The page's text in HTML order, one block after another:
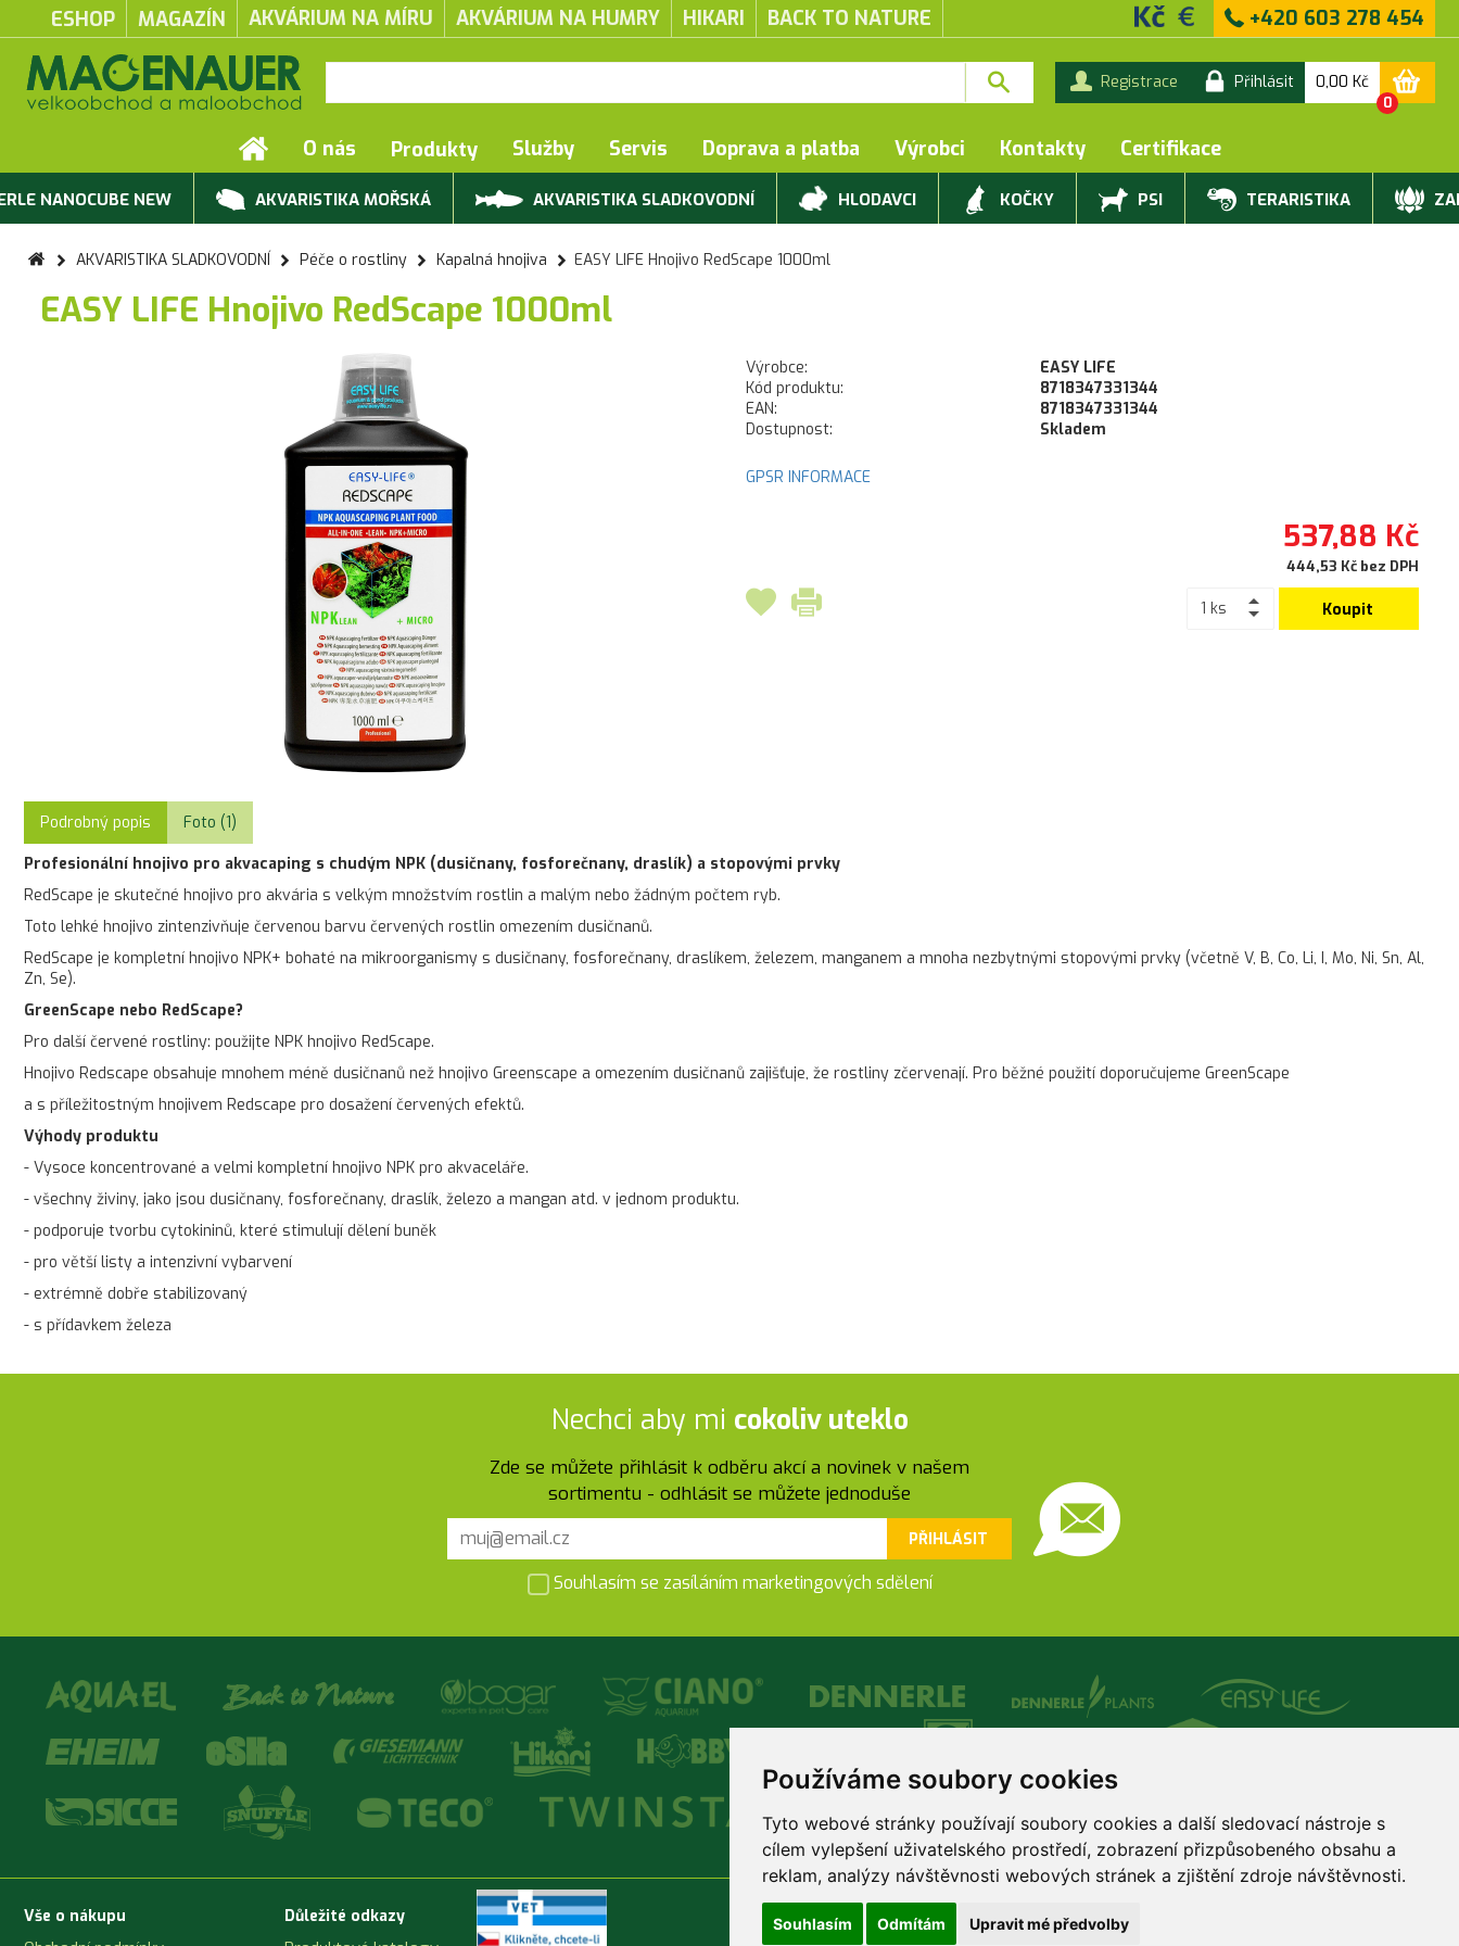
Používáme soubory cookies
Tyto webové stránky používají soubory cookies a další sledovací nástroje s
cílem vylepšení uživatelského prostředí, zobrazení přizpůsobeného obsahu a
reklam, analýzy návštěvnosti webových stránek a zjištění zdroje návštěvnosti.
Souhlasím Odmítám Upravit mé předvolby
ESHOP MAGAZÍN AKVÁRIUM NA MÍRU AKVÁRIUM NA HUMRY HIKARI BACK TO NATURE +420 603 278 454
Registrace Přihlásit 0,00 Kč
0
O nás Produkty Služby Servis Doprava a platba Výrobci Kontakty Certifikace
NANOCUBE NEW AKVARISTIKA MOŘSKÁ AKVARISTIKA SLADKOVODNÍ HLODAVCI KOČKY PSI TERARISTIKA
AKVARISTIKA SLADKOVODNÍ Péče o rostliny Kapalná hnojiva EASY LIFE Hnojivo RedScape 1000ml
EASY LIFE Hnojivo RedScape 1000ml
Výrobce:
EASY LIFE
Kód produktu:
8718347331344
EAN:
8718347331344
Dostupnost:
Skladem
GPSR INFORMACE
537,88 Kč
444,53 Kč bez DPH
Koupit
Podrobný popis
Foto (1)
Profesionální hnojivo pro akvacaping s chudým NPK (dusičnany, fosforečnany, draslík) a stopovými prvky
RedScape je skutečné hnojivo pro akvária s velkým množstvím rostlin a malým nebo žádným počtem ryb.
Toto lehké hnojivo zintenzivňuje červenou barvu červených rostlin omezením dusičnanů.
RedScape je kompletní hnojivo NPK+ bohaté na mikroorganismy s dusičnany, fosforečnany, draslíkem, železem, manganem a mnoha nezbytnými stopovými prvky (včetně V, B, Co, Li, I, Mo, Ni, Sn, Al,
Zn, Se).
GreenScape nebo RedScape?
Pro další červené rostliny: použijte NPK hnojivo RedScape.
Hnojivo Redscape obsahuje mnohem méně dusičnanů než hnojivo Greenscape a omezením dusičnanů zajišťuje, že rostliny zčervenají. Pro běžné použití doporučujeme GreenScape
a s příležitostným hnojivem Redscape pro dosažení červených efektů.
Výhody produktu
- Vysoce koncentrované a velmi kompletní hnojivo NPK pro akvaceláře.
- všechny živiny, jako jsou dusičnany, fosforečnany, draslík, železo a mangan atd. v jednom produktu.
- podporuje tvorbu cytokininů, které stimulují dělení buněk
- pro větší listy a intenzivní vybarvení
- extrémně dobře stabilizovaný
- s přídavkem železa
Nechci aby mi cokoliv uteklo
Zde se můžete přihlásit k odběru akcí a novinek v našem
sortimentu - odhlásit se můžete jednoduše
PŘIHLÁSIT
Souhlasím se zasíláním marketingových sdělení
Vše o nákupu Důležité odkazy